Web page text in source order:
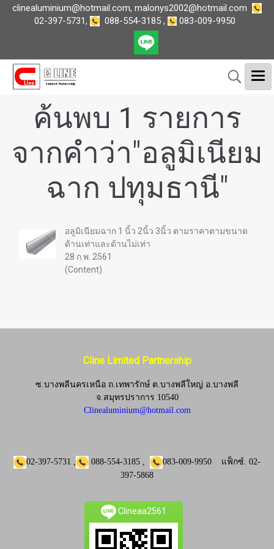
clinealuminium@hotmail.com, malonys2002@hotmail.com
02-397-5731, 088-554-3185, 083-009-9950
ค้นพบ 1 รายการ
จากคำว่า"อลูมิเนียม
ฉาก ปทุมธานี"
อลูมิเนียมฉาก 1 นิ้ว 2นิ้ว 3นิ้ว ตามราคาตามขนาด
ด้านเท่าและด้านไม่เท่า
28 ก.พ. 2561
(Content)
Cline Limited Partnership
ซ.บางพลีนครเหนือ ถ.เทพารักษ์ ต.บางพลีใหญ่ อ.บางพลี
จ.สมุทรปราการ 10540
Clinealuminium@hotmail.com
02-397-5731 , 088-554-3185 , 083-009-9950 แฟ็กซ์. 02-
397-5868
Clineaa2561